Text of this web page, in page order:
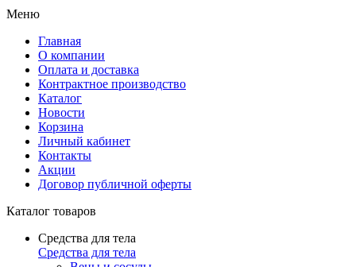
Меню
Главная
О компании
Оплата и доставка
Контрактное производство
Каталог
Новости
Корзина
Личный кабинет
Контакты
Акции
Договор публичной оферты
Каталог товаров
Средства для тела
Средства для тела